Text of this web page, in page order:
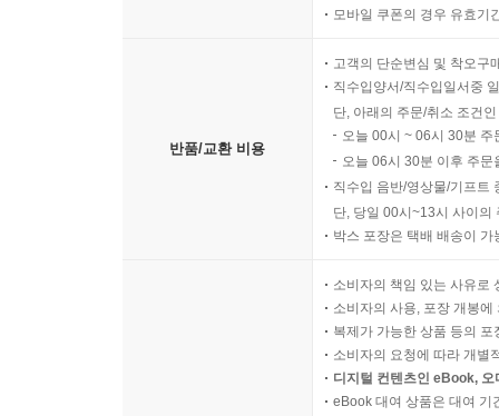
모바일 쿠폰의 경우 유효기
반품/교환 비용
고객의 단순변심 및 착오구
직수입양서/직수입일서중
단, 아래의 주문/취소 조건
오늘 00시 ~ 06시 30분
오늘 06시 30분 이후 주
직수입 음반/영상물/기프트
단, 당일 00시~13시 사이의
박스 포장은 택배 배송이
소비자의 책임 있는 사유로
소비자의 사용, 포장 개봉
복제가 가능한 상품 등의
소비자의 요청에 따라 개별
디지털 컨텐츠인 eBook,
eBook 대여 상품은 대여 기